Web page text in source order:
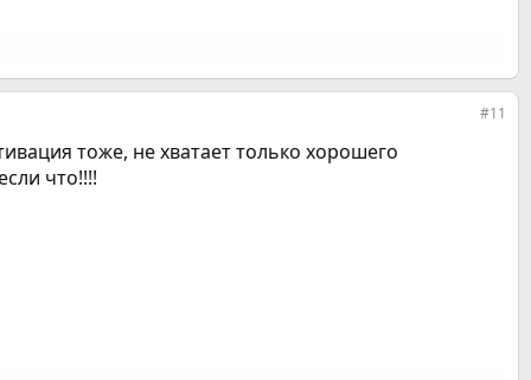
#11
тоже, не хватает только хорошего
что!!!!